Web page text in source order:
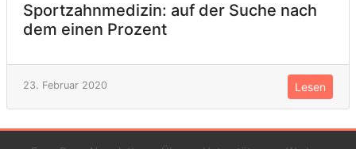
Sportzahnmedizin: auf der Suche nach
dem einen Prozent
23. Februar 2020 Lesen